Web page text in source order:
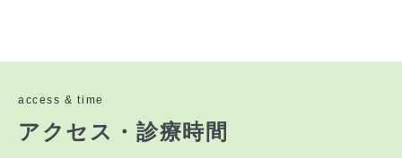
access & time
アクセス・診療時間